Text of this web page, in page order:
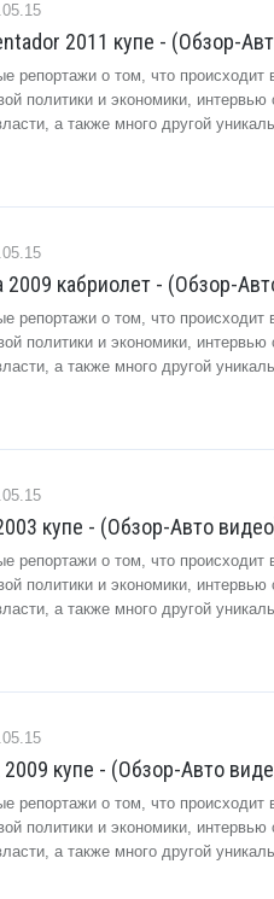
2011 купе - (Обзор-
репортажи о том, что происходит
политики и экономики,
а также много другой
2009 кабриолет - (Обзор-
репортажи о том, что происходит
политики и экономики,
а также много другой
купе - (Обзор-Авто
репортажи о том, что происходит
политики и экономики,
а также много другой
купе - (Обзор-Авто
репортажи о том, что происходит
политики и экономики,
а также много другой